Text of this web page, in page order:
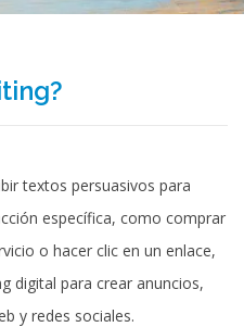
textos persuasivos para
específica, como comprar
o hacer clic en un enlace,
digital para crear anuncios,
y redes sociales.